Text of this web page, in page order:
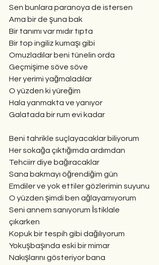
Sen bunlara paranoya de istersen
Ama bir de şuna bak
Bir tanımı var mıdır tıpta
Bir top ingiliz kumaşı gibi
Omuzladılar beni tünelin orda
Geçmişime söve söve
Her yerimi yağmaladılar
O yüzden ki yüreğim
Hala yanmakta ve yanıyor
Galatada bir rum evi kadar
Beni tahrikle suçlayacaklar biliyorum
Her sokağa çıktığımda ardımdan
Tehciirr diye bağıracaklar
Sana bakmayı öğrendiğim gün
Emdiler ve yok ettiler gözlerimin suyunu
O yüzden şimdi ben ağlayamıyorum
Seni annem sanıyorum İstiklale
çıkarken
Kopuk bir tespih gibi dağılıyorum
Yokuşbaşında eski bir mimar
Nakışlarını gösteriyor bana